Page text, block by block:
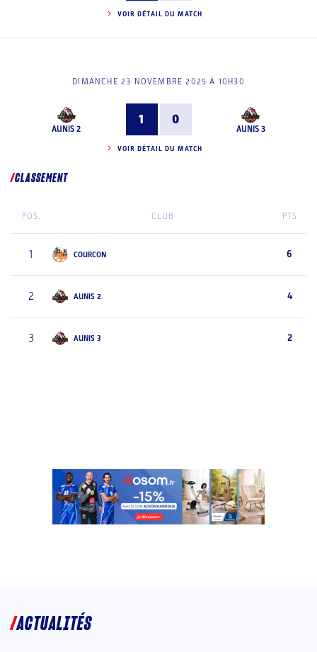
VOIR DÉTAIL DU MATCH
DIMANCHE 23 NOVEMBRE 2025 À 10H30
AUNIS 2
1 0
AUNIS 3
VOIR DÉTAIL DU MATCH
CLASSEMENT
POS. CLUB PTS
1 COURCON 6
2 AUNIS 2 4
3 AUNIS 3 2
ACTUALITÉS